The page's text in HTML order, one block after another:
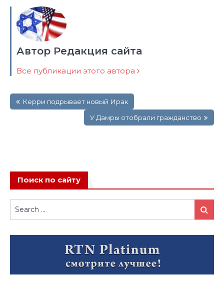
Автор Редакция сайта
Все публикации этого автора
по Керри подрывает новый Ирак
У Дамры отобрали гражданство
Поиск по сайту
Search
for:
Search